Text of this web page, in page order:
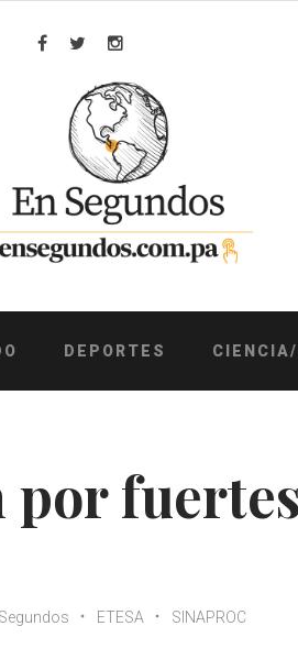
Facebook
TwitterInstagram
DEPORTES
por fuertes
ETESA SINAPROC